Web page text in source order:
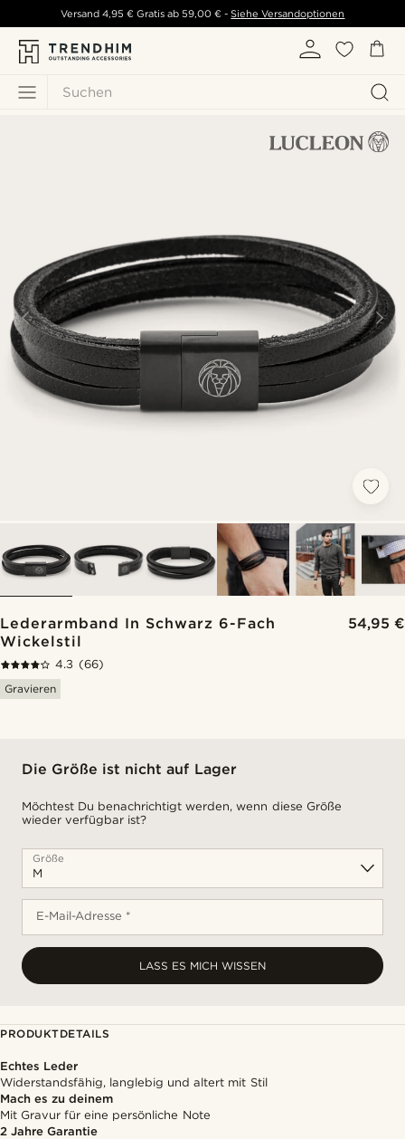
Suchen
Versand 4,95 € Gratis ab 59,00 € - Siehe Versandoptionen
Lederarmband In Schwarz 6-Fach
Wickelstil
54,95 €
4.3 (66)
Gravieren
Die Größe ist nicht auf Lager
Möchtest Du benachrichtigt werden, wenn diese Größe
wieder verfügbar ist?
Größe
E-Mail-Adresse *
LASS ES MICH WISSEN
PRODUKTDETAILS
Echtes Leder
Widerstandsfähig, langlebig und altert mit Stil
Mach es zu deinem
Mit Gravur für eine persönliche Note
2 Jahre Garantie